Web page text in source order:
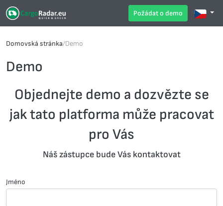
Požádat o demo
Domovská stránka/Demo
Demo
Objednejte demo a dozvězte se
jak tato platforma může pracovat
pro Vás
Náš zástupce bude Vás kontaktovat
Jméno